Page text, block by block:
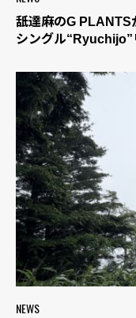
舐達麻のG
シングル“Ryuchijo”
NEWS